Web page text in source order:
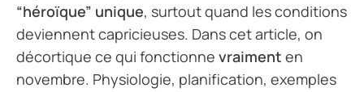
“héroïque” unique, surtout quand les conditions
deviennent capricieuses. Dans cet article, on
décortique ce qui fonctionne vraiment en
novembre. Physiologie, planification, exemples